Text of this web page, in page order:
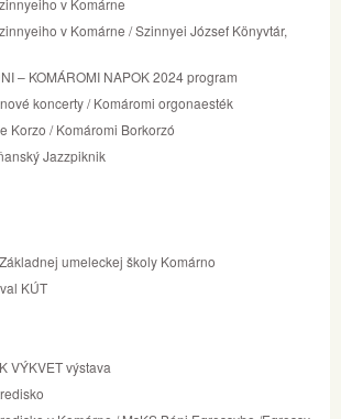
v Komárne / Szinnyei József Könyvtár,
– KOMÁROMI NAPOK 2024 program
koncerty / Komáromi orgonaesték
Korzo / Komáromi Borkorzó
Jazzpiknik
umeleckej školy Komárno
KÚT
VÝKVET výstava